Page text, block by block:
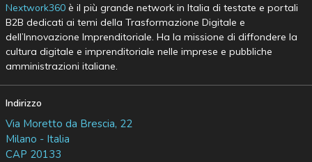
Nextwork360è il più grande network in Italia di testate e portali
B2B dedicati ai temi della Trasformazione Digitale e
dell’Innovazione Imprenditoriale. Ha la missione di diffondere la
cultura digitale e imprenditoriale nelle imprese e pubbliche
amministrazioni italiane.
Indirizzo
Via Moretto da Brescia, 22
Milano - Italia
CAP 20133